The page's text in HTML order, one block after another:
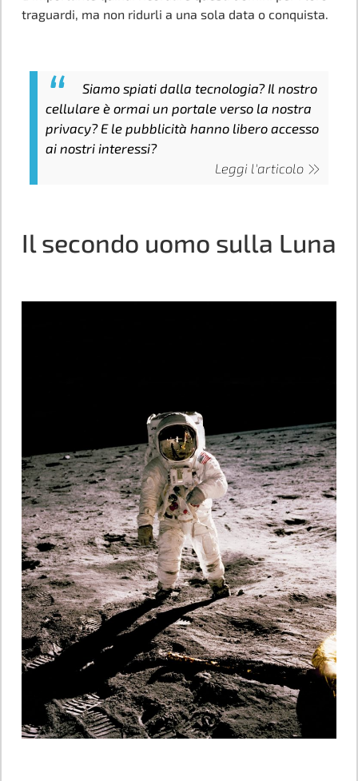
traguardi, ma non ridurli a una sola data o conquista.
Siamo spiati dalla tecnologia? Il nostro
cellulare è ormai un portale verso la nostra
privacy? E le pubblicità hanno libero accesso
ai nostri interessi?
Leggi l'articolo
Il secondo uomo sulla Luna